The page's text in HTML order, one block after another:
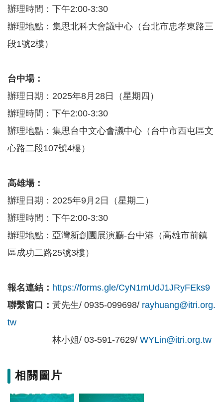
網
站
導
EN
服
務
款
權
款
辦理時間：下午2:00-3:30
辦理地點：集思北科大會議中心（台北市忠孝東路三
段1號2樓）
台中場：
辦理日期：2025年8月28日（星期四）
辦理時間：下午2:00-3:30
辦理地點：集思台中文心會議中心（台中市西屯區文
心路二段107號4樓）
高雄場：
辦理日期：2025年9月2日（星期二）
辦理時間：下午2:00-3:30
辦理地點：亞灣新創園展演廳-台中港（高雄市前鎮
區成功二路25號3樓）
報名連結： https://forms.gle/CyN1mUdJ1JRyFEks9
聯繫窗口： 黃先生/ 0935-099698/ rayhuang@itri.org.
tw
林小姐/ 03-591-7629/ WYLin@itri.org.tw
相關圖片